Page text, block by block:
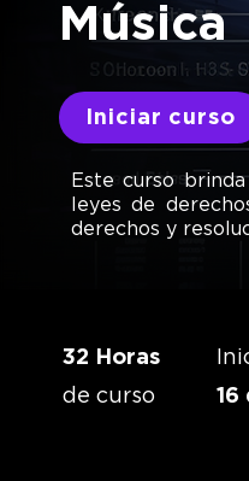
Este curso
leyes de
derechos y
Iniciar curso
​Música
32 Horas
de curso
16